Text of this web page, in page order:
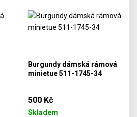
Burgundy dámská rámová
minietue 511-1745-34
500 Kč
Skladem